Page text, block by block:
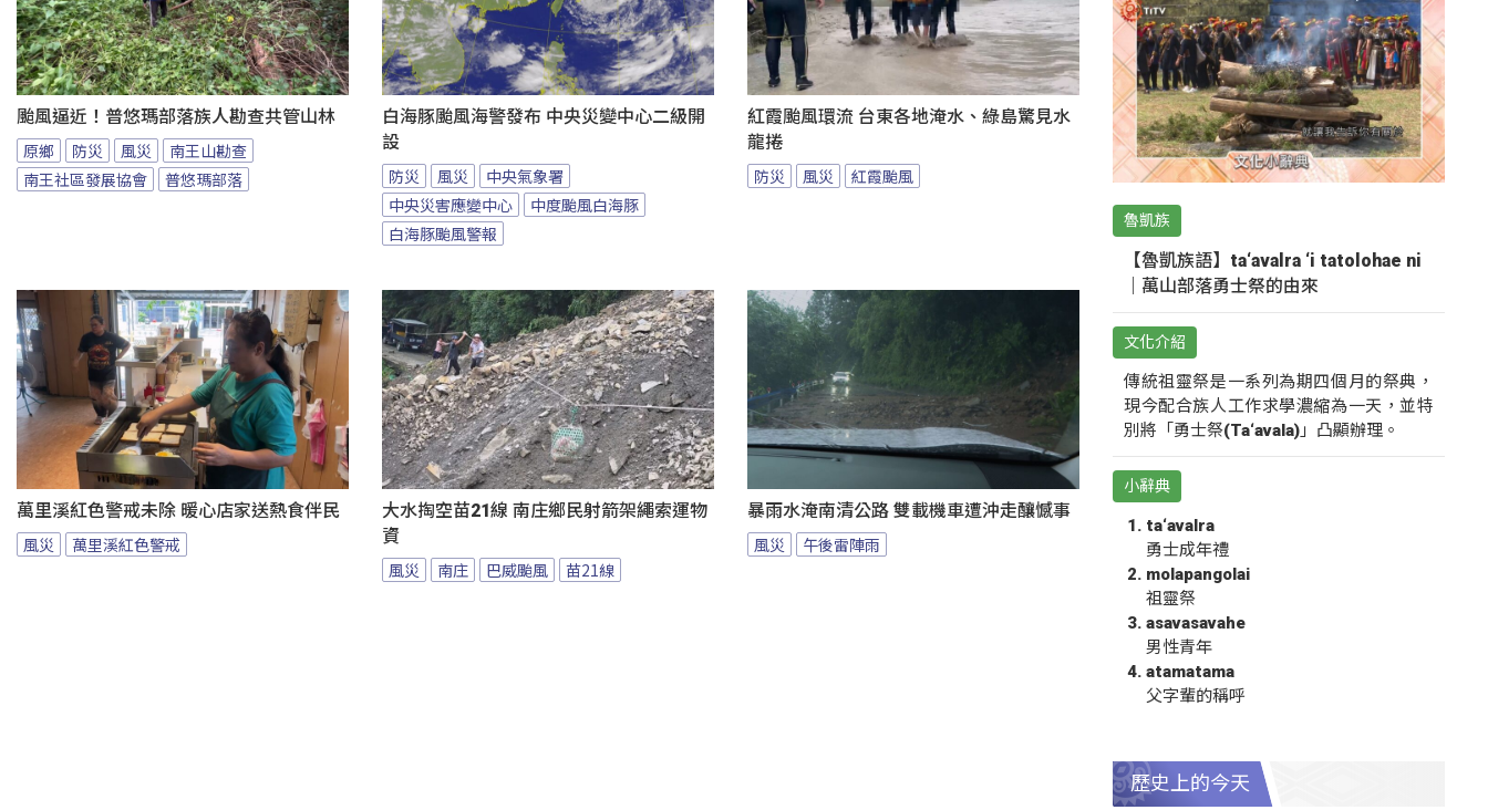
颱風逼近！普悠瑪部落族人勘查共管山林
原鄉 防災 風災
南王山勘查
南王社區發展協會
普悠瑪部落
白海豚颱風海警發布 中央災變中心二級開
設
防災 風災
中央氣象署
中央災害應變中心
中度颱風白海豚
白海豚颱風警報
紅霞颱風環流 台東各地淹水、綠島驚見水
龍捲
防災 風災 紅霞颱風
萬里溪紅色警戒未除 暖心店家送熱食伴民
風災 萬里溪紅色警戒
大水掏空苗21線 南庄鄉民射箭架繩索運物
資
風災 南庄 巴威颱風 苗21線
暴雨水淹南清公路 雙載機車遭沖走釀憾事
風災 午後雷陣雨
魯凱族
【魯凱族語】ta‘avalra ‘i tatolohae ni
｜萬山部落勇士祭的由來
文化介紹
傳統祖靈祭是一系列為期四個月的祭典，
現今配合族人工作求學濃縮為一天，並特
別將「勇士祭(Ta‘avala)」凸顯辦理。
小辭典
ta‘avalra
勇士成年禮
molapangolai
祖靈祭
asavasavahe
男性青年
atamatama
父字輩的稱呼
歷史上的今天